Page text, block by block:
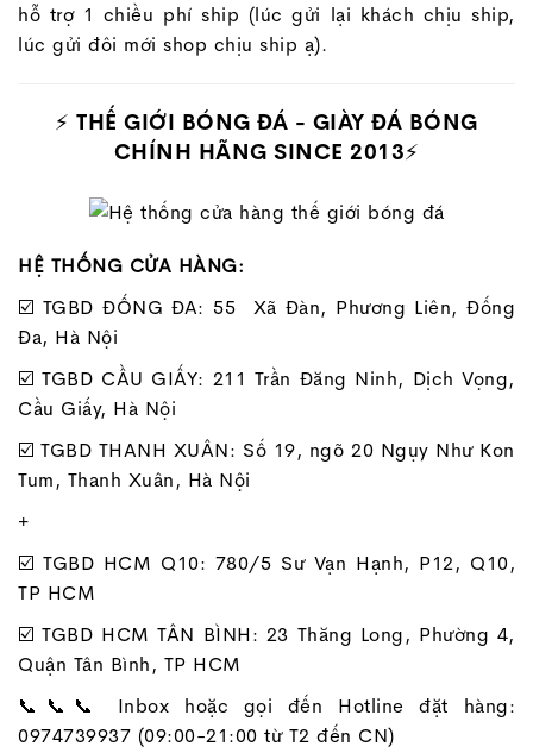
hỗ trợ 1 chiều phí ship (lúc gửi lại khách chịu ship,
lúc gửi đôi mới shop chịu ship ạ).
⚡THẾ GIỚI BÓNG ĐÁ - GIÀY ĐÁ BÓNG
CHÍNH HÃNG SINCE 2013⚡
HỆ THỐNG CỬA HÀNG:
☑️ TGBD ĐỐNG ĐA: 55 Xã Đàn, Phương Liên, Đống
Đa, Hà Nội
☑️ TGBD CẦU GIẤY: 211 Trần Đăng Ninh, Dịch Vọng,
Cầu Giấy, Hà Nội
☑️ TGBD THANH XUÂN: Số 19, ngõ 20 Ngụy Như Kon
Tum, Thanh Xuân, Hà Nội
+
☑️ TGBD HCM Q10: 780/5 Sư Vạn Hạnh, P12, Q10,
TP HCM
☑️ TGBD HCM TÂN BÌNH: 23 Thăng Long, Phường 4,
Quận Tân Bình, TP HCM
📞📞📞 Inbox hoặc gọi đến Hotline đặt hàng:
0974739937 (09:00-21:00 từ T2 đến CN)